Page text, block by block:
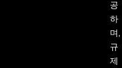
공
하
며,
규
제